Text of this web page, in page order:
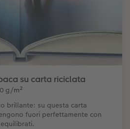
su carta riciclata
g/m²
brillante: su questa carta
fuori perfettamente con